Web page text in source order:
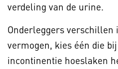
verdeling van de urine.
Onderleggers verschillen
vermogen, kies één die
incontinentie hoeslaken